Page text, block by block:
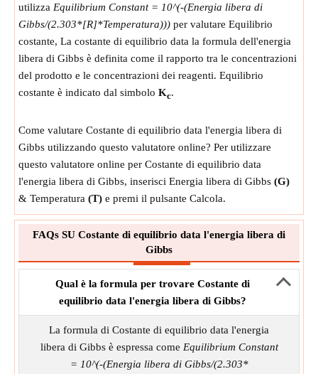
utilizza Equilibrium Constant = 10^(-(Energia libera di
Gibbs/(2.303*[R]*Temperatura))) per valutare Equilibrio
costante, La costante di equilibrio data la formula dell'energia
libera di Gibbs è definita come il rapporto tra le concentrazioni
del prodotto e le concentrazioni dei reagenti. Equilibrio
costante è indicato dal simbolo Kc.
Come valutare Costante di equilibrio data l'energia libera di
Gibbs utilizzando questo valutatore online? Per utilizzare
questo valutatore online per Costante di equilibrio data
l'energia libera di Gibbs, inserisci Energia libera di Gibbs (G)
& Temperatura (T) e premi il pulsante Calcola.
FAQs SU Costante di equilibrio data l'energia libera di
Gibbs
Qual è la formula per trovare Costante di
equilibrio data l'energia libera di Gibbs?
La formula di Costante di equilibrio data l'energia
libera di Gibbs è espressa come Equilibrium Constant
= 10^(-(Energia libera di Gibbs/(2.303*